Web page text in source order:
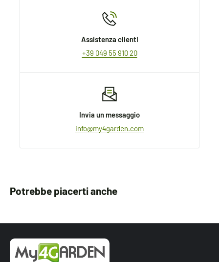
Assistenza clienti
+39 049 55 910 20
Invia un messaggio
info@my4garden.com
Potrebbe piacerti anche